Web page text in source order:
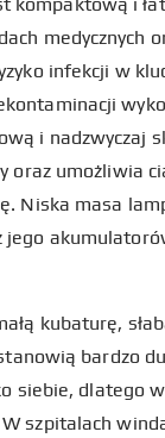
medycznych
infekcji w
i nadzwyczaj
oraz umożliwia
Niska masa
jego
kubaturę,
bardzo
siebie, dlatego
szpitalach